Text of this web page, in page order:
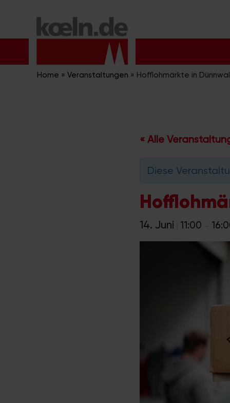
Inhalt
Home » Veranstaltungen » Hofflohmärkte in
« Alle
Diese
14. Juni 11:00